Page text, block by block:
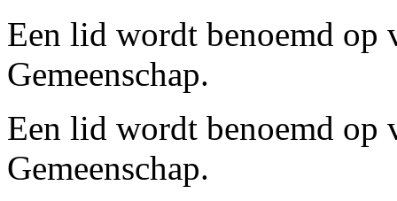
Een lid wordt benoemd op
Gemeenschap.
Een lid wordt benoemd op
Gemeenschap.